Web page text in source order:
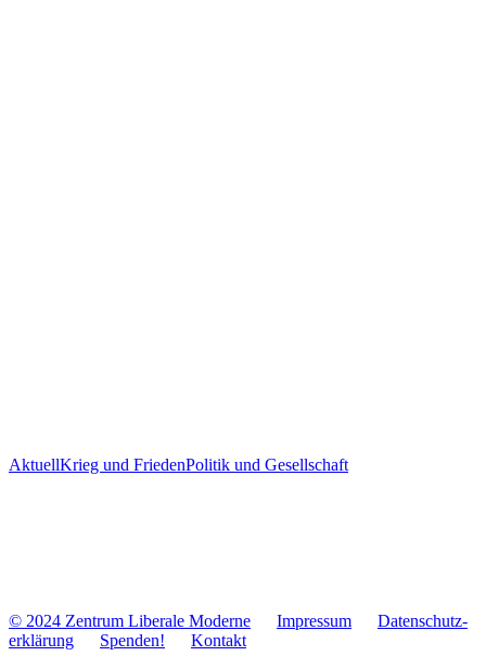
AktuellKrieg und FriedenPolitik und Gesellschaft
© 2024 Zentrum Libe­rale Moderne Impres­sum
Daten­schutz­
er­klä­rung
Spenden! Kontakt